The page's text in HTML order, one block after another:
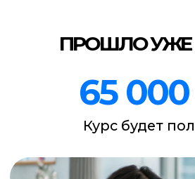
предпринимателям, блогерам
Вы сможете самостоятельно
без посредников и слива бюджета